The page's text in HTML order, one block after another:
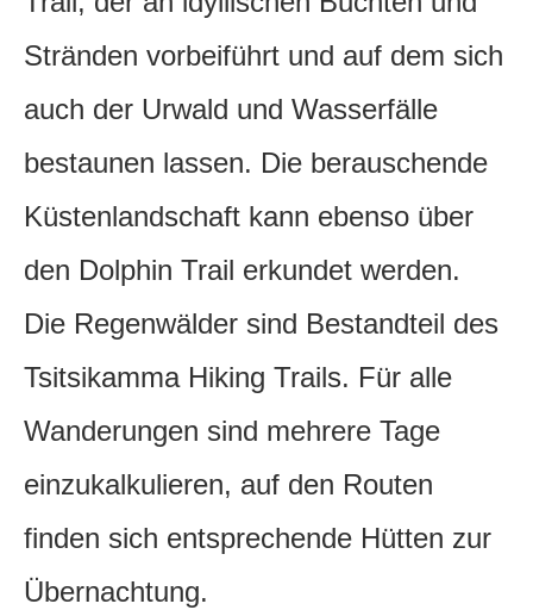
Stränden vorbeiführt und auf dem sich
auch der Urwald und Wasserfälle
bestaunen lassen. Die berauschende
Küstenlandschaft kann ebenso über
den Dolphin Trail erkundet werden.
Die Regenwälder sind Bestandteil des
Tsitsikamma Hiking Trails. Für alle
Wanderungen sind mehrere Tage
einzukalkulieren, auf den Routen
finden sich entsprechende Hütten zur
Übernachtung.